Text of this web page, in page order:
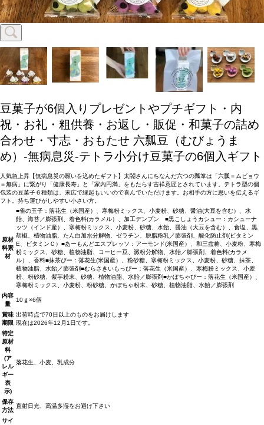
豆菓子が6個入りプレゼントやプチギフト・内
祝・お礼・粗供養・お返し・販促・和菓子の詰め
合わせ・寸志・おもたせ 六瓢豆（むびょうま
め）-無病息災-テトラ小分け豆菓子の6個入ギフト
人気急上昇【無病息災の願いを込めたギフト】太閤さんにちなんだ六つの瓢箪は「六瓢＝ムビョウ
＝無病」に繋がり「健康長寿」と「家内円満」をもたらす吉祥意匠とされています。テトラ型の個
包装の豆菓子６種類は、末広で縁起もいいので喜んでいただけます。お相手の方に思いを伝えるギ
フト。持ち運びがしやすい小さい方。
原材
料素
材
■雀の玉子：落花生（米国産）、寒梅粉ミックス、小麦粉、砂糖、醤油(大豆を含む）、水
飴、海苔／膨張剤、着色料(カラメル）、加工デンプン ■黒こしょうカシュー：カシューナ
ッツ（インド産）、寒梅粉ミックス、小麦粉、砂糖、水飴、醤油（大豆を含む）、食塩、黒
胡椒、植物油脂、たん白加水分解物、ゼラチン、脱脂粉乳／膨張剤、酸化防止剤(ビタミン
E、ビタミンＣ）■あーもんどエスプレッソ：アーモンド(米国産）、和三盆糖、小麦粉、寒梅
粉ミックス、砂糖、植物油脂、コーヒー豆、澱粉分解物、水飴／膨張剤、着色料(カラメ
ル）、香料■抹茶ぴー：落花生(米国産）、粉砂糖、寒梅粉ミックス、小麦粉、砂糖、抹茶、
植物油脂、水飴／膨張剤■むらさきいもっぴー：落花生（米国産）、寒梅粉ミックス、小麦
粉、粉砂糖、紫芋粉末、砂糖、植物油脂、水飴／膨張剤■かぼちゃぴー：落花生（米国産）、
寒梅粉ミックス、小麦粉、粉砂糖、かぼちゃ粉末、砂糖、植物油脂、水飴／膨張剤
内容
量
10ｇ×6個
賞味
期限
出荷時点で70日以上のものをお届けします
現在は2026年12月1日です。
特定
原材
料
(ア
レル
ギー
表
示)
落花生、小麦、乳成分
保存
方法
直射日光、高温多湿をお避け下さい
サイ